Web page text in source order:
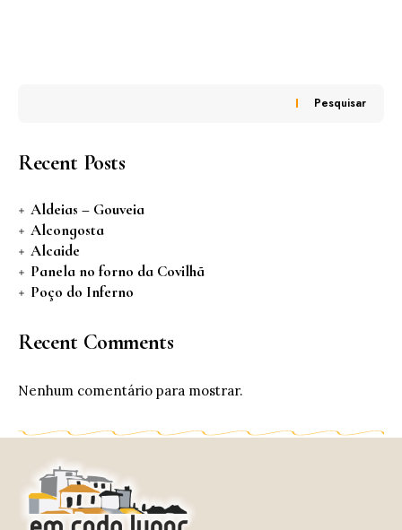
Pesquisar
Recent Posts
Aldeias – Gouveia
Alcongosta
Alcaide
Panela no forno da Covilhã
Poço do Inferno
Recent Comments
Nenhum comentário para mostrar.